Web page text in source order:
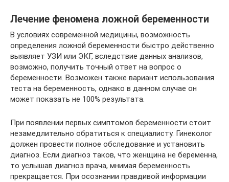
Лечение феномена ложной беременности
В условиях современной медицины, возможность
определения ложной беременности быстро действенно
выявляет УЗИ или ЭКГ, вследствие данных анализов,
возможно, получить точный ответ на вопрос о
беременности. Возможен также вариант использования
теста на беременность, однако в данном случае он
может показать не 100% результата.
При появлении первых симптомов беременности стоит
незамедлительно обратиться к специалисту. Гинеколог
должен провести полное обследование и установить
диагноз. Если диагноз таков, что женщина не беременна,
то услышав диагноз врача, мнимая беременность
прекращается. При осознании правдивой информации